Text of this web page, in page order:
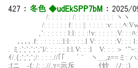
427 ： 冬色 ◆udEkSPP7bM ： 2025/
/: : : : : : /:
/: : : : : : f: : : |: : :
,’: : : : : : l:l: : :
､､､､.f: : : : : :.:l:l: : :
. ミ;’;’;’;’;’l/: : : : : l:l.V: :
ｲ/.{;’;’;’;/: : : :.//｢｢￣ ｀` ヽ＿
;fニゝ-f: /: :.//,ｯ=示斥 ｲ炒 /ﾉ: